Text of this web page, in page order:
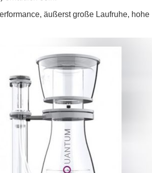
äußerst große Laufruhe, hohe